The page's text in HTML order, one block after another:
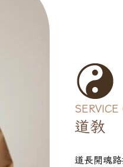
SERVICE
道教
道長開魂